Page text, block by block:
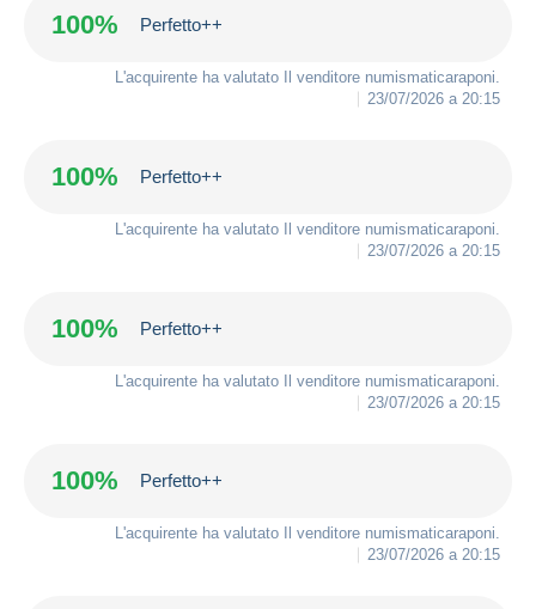
100% Perfetto++
L'acquirente ha valutato Il venditore numismaticaraponi
23/07/2026 a 20:15
100% Perfetto++
L'acquirente ha valutato Il venditore numismaticaraponi
23/07/2026 a 20:15
100% Perfetto++
L'acquirente ha valutato Il venditore numismaticaraponi
23/07/2026 a 20:15
100% Perfetto++
L'acquirente ha valutato Il venditore numismaticaraponi
23/07/2026 a 20:15